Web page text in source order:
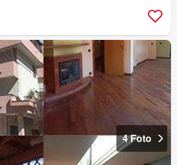
4 Foto